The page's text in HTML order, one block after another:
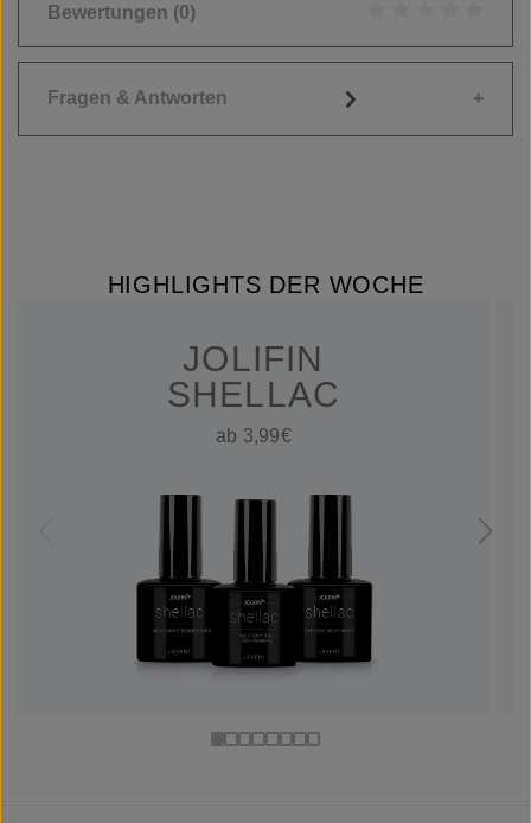
Bewertungen (0)
Fragen & Antworten
HIGHLIGHTS DER WOCHE
JOLIFIN
SHELLAC
ab 3,99€